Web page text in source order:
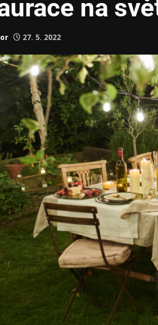
na
27. 5. 2022